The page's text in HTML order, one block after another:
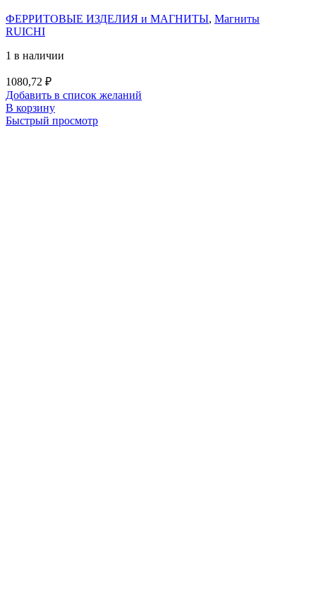
ФЕРРИТОВЫЕ ИЗДЕЛИЯ и МАГНИТЫ, Магниты
RUICHI
1 в наличии
1080,72 ₽
Добавить в список желаний
В корзину
Быстрый просмотр